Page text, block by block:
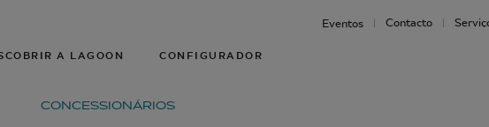
A LAGOON CONFIGURADOR
Eventos Contacto
CONCESSIONÁRIOS